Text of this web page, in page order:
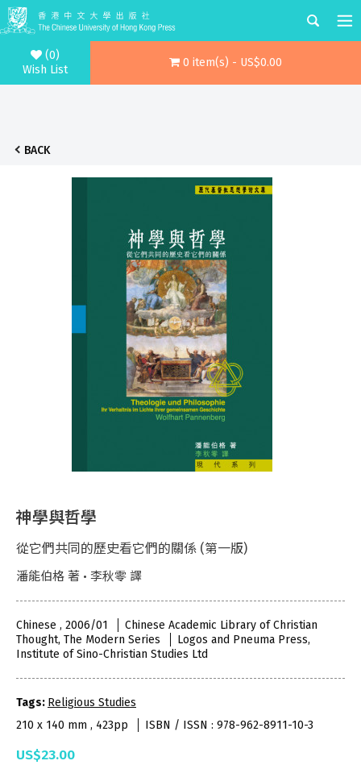
(0)
Wish List
0 item(s) - US$0.00
BACK
神學與哲學
從它們共同的歷史看它們的關係 (第一版)
潘能伯格 著 • 李秋零 譯
Chinese , 2006/01
Chinese Academic Library of Christian
Thought, The Modern Series
Logos and Pneuma Press,
Institute of Sino-Christian Studies Ltd
Tags: Religious Studies
210 x 140 mm , 423pp
ISBN / ISSN : 978-962-8911-10-3
US$23.00